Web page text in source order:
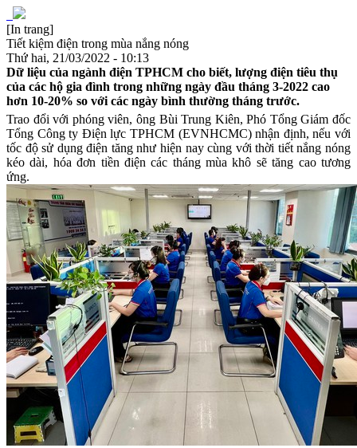
[In trang]
Tiết kiệm điện trong mùa nắng nóng
Thứ hai, 21/03/2022 - 10:13
Dữ liệu của ngành điện TPHCM cho biết, lượng điện tiêu thụ
của các hộ gia đình trong những ngày đầu tháng 3-2022 cao
hơn 10-20% so với các ngày bình thường tháng trước.
Trao đổi với phóng viên, ông Bùi Trung Kiên, Phó Tổng Giám đốc
Tổng Công ty Điện lực TPHCM (EVNHCMC) nhận định, nếu với
tốc độ sử dụng điện tăng như hiện nay cùng với thời tiết nắng nóng
kéo dài, hóa đơn tiền điện các tháng mùa khô sẽ tăng cao tương
ứng.